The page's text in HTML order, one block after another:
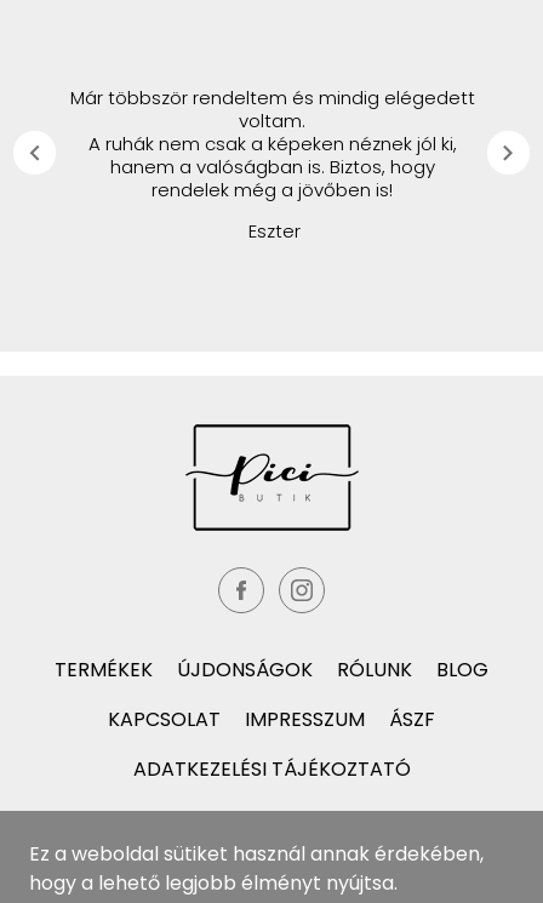
Már többször rendeltem és mindig elégedett
voltam.
A ruhák nem csak a képeken néznek jól ki,
hanem a valóságban is. Biztos, hogy
rendelek még a jövőben is!
Eszter
chevron_left chevron_right
TERMÉKEK ÚJDONSÁGOK RÓLUNK
BLOG
KAPCSOLAT
IMPRESSZUM
ÁSZF
ADATKEZELÉSI TÁJÉKOZTATÓ
Ez a weboldal sütiket használ annak érdekében,
hogy a lehető legjobb élményt nyújtsa.